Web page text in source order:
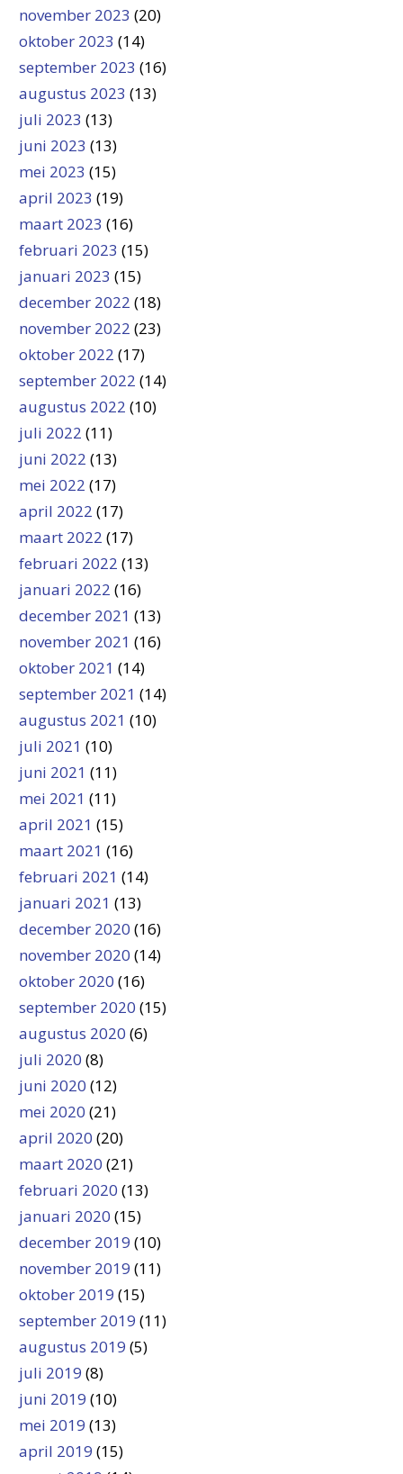
november 2023 (20)
oktober 2023 (14)
september 2023 (16)
augustus 2023 (13)
juli 2023 (13)
juni 2023 (13)
mei 2023 (15)
april 2023 (19)
maart 2023 (16)
februari 2023 (15)
januari 2023 (15)
december 2022 (18)
november 2022 (23)
oktober 2022 (17)
september 2022 (14)
augustus 2022 (10)
juli 2022 (11)
juni 2022 (13)
mei 2022 (17)
april 2022 (17)
maart 2022 (17)
februari 2022 (13)
januari 2022 (16)
december 2021 (13)
november 2021 (16)
oktober 2021 (14)
september 2021 (14)
augustus 2021 (10)
juli 2021 (10)
juni 2021 (11)
mei 2021 (11)
april 2021 (15)
maart 2021 (16)
februari 2021 (14)
januari 2021 (13)
december 2020 (16)
november 2020 (14)
oktober 2020 (16)
september 2020 (15)
augustus 2020 (6)
juli 2020 (8)
juni 2020 (12)
mei 2020 (21)
april 2020 (20)
maart 2020 (21)
februari 2020 (13)
januari 2020 (15)
december 2019 (10)
november 2019 (11)
oktober 2019 (15)
september 2019 (11)
augustus 2019 (5)
juli 2019 (8)
juni 2019 (10)
mei 2019 (13)
april 2019 (15)